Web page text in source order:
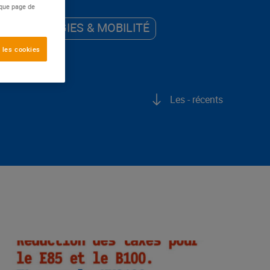
ÉNERGIES & MOBILITÉ
Les - récents
page de
cookies